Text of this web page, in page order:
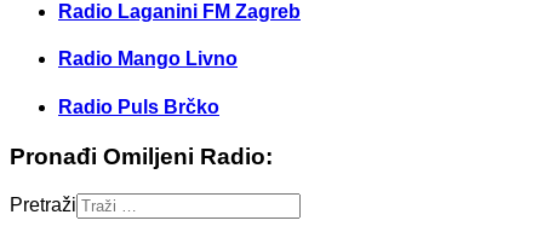
Radio Laganini FM Zagreb
Radio Mango Livno
Radio Puls Brčko
Pronađi Omiljeni Radio:
Pretraži